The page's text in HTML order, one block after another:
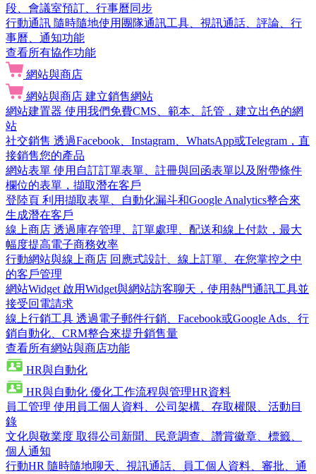
段、會議室預訂、行事曆同步
行動通訊 隨時隨地使用團隊通訊工具、視訊通話、評論、行
事曆、通知功能
查看所有協作功能
網站與商店
網站與商店 建立銷售網站
網站建置器 使用我們免費CMS、範本、託管，建立出色的網
站
社交銷售 透過Facebook、Instagram、WhatsApp或Telegram，直
接銷售您的產品
網站表單 使用自訂訂單表單、註冊與回函表單以及附帶條件
欄位的表單，擷取潛在客戶
登陸頁 利用擷取表單、自動化漏斗和Google Analytics整合來
生成潛在客戶
線上商店 透過庫存管理、訂單處理、配送和線上付款，最大
幅度提高電子商務效率
行動網站與線上商店 回應式設計、線上訂單、在您掌控之中
的客戶管理
網站Widget 啟用Widget與網站訪客聊天，使用熱門通訊工具並
接受回電請求
線上行銷工具 透過電子郵件行銷、Facebook或Google Ads、行
銷自動化、CRM整合來提升銷售量
查看所有網站與商店功能
HR與自動化
HR與自動化 優化工作流程與管理HR資料
員工管理 使用員工個人資料、公司架構、存取權限、活動目
錄
文化與敬業度 取得公司新聞、民意調查、讚賞徽章、標籤、
個人通知
行動HR 隨時隨地聊天、視訊通話、員工個人資料、審批、通